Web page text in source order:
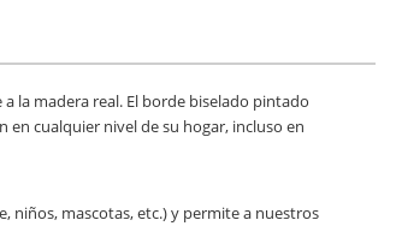
la madera real. El borde biselado pintado
en cualquier nivel de su hogar, incluso en
niños, mascotas, etc.) y permite a nuestros